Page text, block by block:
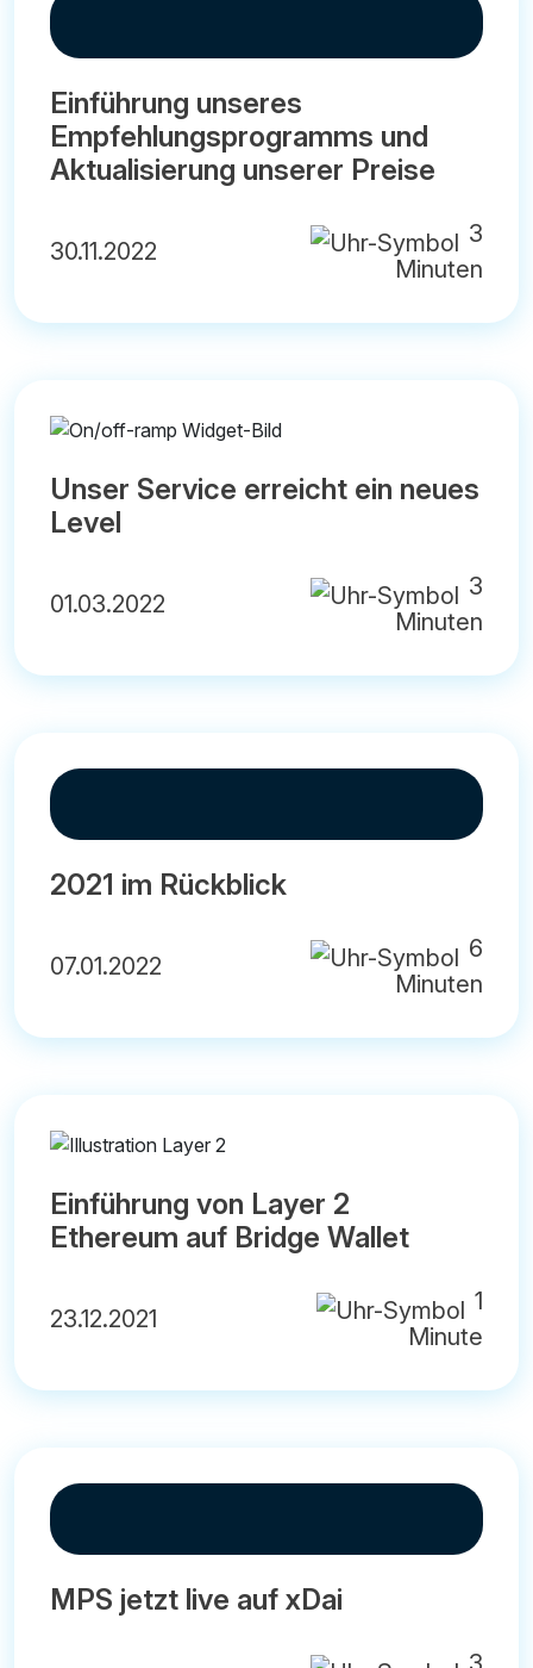
Einführung unseres
Empfehlungsprogramms und
Aktualisierung unserer Preise
30.11.2022
3
Minuten
Unser Service erreicht ein neues
Level
01.03.2022
3
Minuten
2021 im Rückblick
07.01.2022
6
Minuten
Einführung von Layer 2
Ethereum auf Bridge Wallet
23.12.2021
1
Minute
MPS jetzt live auf xDai